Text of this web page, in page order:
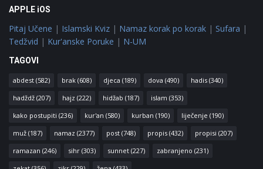
APPLE iOS
Pitaj Učene | Islamski Kviz | Namaz korak po korak | Sufara |
Tedžvid | Kur'anske Poruke | N-UM
TAGOVI
abdest (582) brak (608) djeca (189) dova (490) hadis (340)
hadždž (207) hajz (222) hidžab (187) islam (353)
kako postupiti (236) kur'an (580) kurban (190) liječenje (190)
muž (187) namaz (2377) post (748) propis (432) propisi (207)
ramazan (246) sihr (303) sunnet (227) zabranjeno (231)